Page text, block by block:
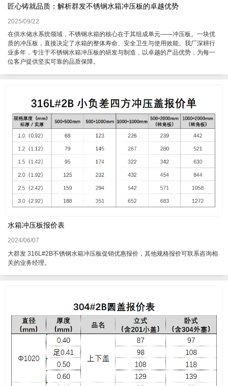
匠心铸就品质：解析群发不锈钢水箱冲压板的卓越优势
2025/09/22
在供水储水系统领域，不锈钢水箱的核心在于其组成单元——冲压板。一块优
质的冲压板，直接决定了水箱的整体寿命、安全卫生与使用效能。我厂深耕行
业多年，专注于不锈钢水箱冲压板的研发与制造，以卓越的产品优势，为每一
位客户提供坚实可靠的品质保障。
水箱冲压板报价表
2024/06/07
大群发 316L#2B不锈钢水箱冲压板促销优惠报价，其他规格报价可联系咨询相
关的业务经理。